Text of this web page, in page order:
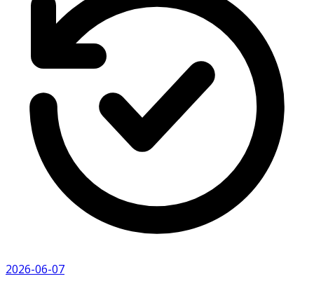
2026-06-07